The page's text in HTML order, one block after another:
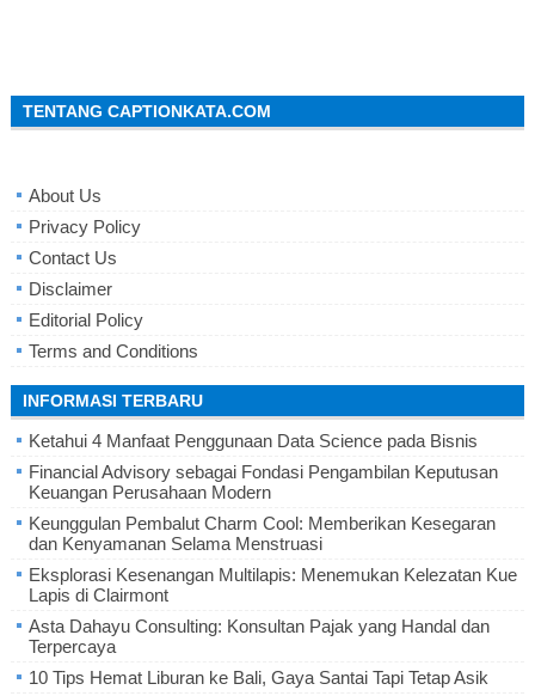
TENTANG CAPTIONKATA.COM
About Us
Privacy Policy
Contact Us
Disclaimer
Editorial Policy
Terms and Conditions
INFORMASI TERBARU
Ketahui 4 Manfaat Penggunaan Data Science pada Bisnis
Financial Advisory sebagai Fondasi Pengambilan Keputusan
Keuangan Perusahaan Modern
Keunggulan Pembalut Charm Cool: Memberikan Kesegaran
dan Kenyamanan Selama Menstruasi
Eksplorasi Kesenangan Multilapis: Menemukan Kelezatan Kue
Lapis di Clairmont
Asta Dahayu Consulting: Konsultan Pajak yang Handal dan
Terpercaya
10 Tips Hemat Liburan ke Bali, Gaya Santai Tapi Tetap Asik